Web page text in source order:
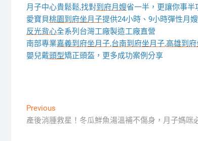
月子中心貴鬆鬆,找對到府月嫂省一半，更讓你事半
愛寶貝桃園到府坐月子提供24小時、9小時彈性月
反光背心全系列台灣工廠製造工廠直營
南部專業嘉義到府坐月子,台南到府坐月子,高雄到
嬰兒戴頭型矯正頭盔，更多成功案例分享
文
章
Previous
post:
產後消腫救星！冬瓜鮮魚湯溫補不傷身，月子媽咪